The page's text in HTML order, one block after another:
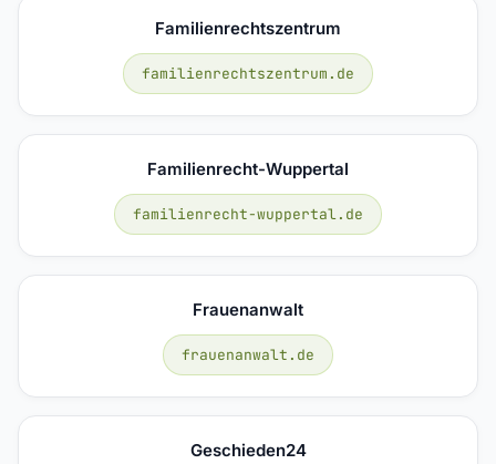
Familienrechtszentrum
familienrechtszentrum.de
Familienrecht-Wuppertal
familienrecht-wuppertal.de
Frauenanwalt
frauenanwalt.de
Geschieden24